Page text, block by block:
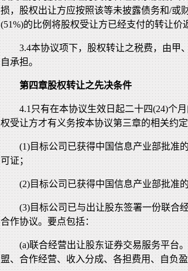
损，股权出让方应按照该等未披露债务和/或
(51%)的比例将股权受让方已经支付的转让价
3.4本协议项下，股权转让之税费，由甲
自承担。
第四章股权转让之先决条件
4.1只有在本协议生效日起二十四(24)个
权受让方才有义务按本协议第三章的相关约
(1)目标公司已获得中国信息产业部批准
可证；
(2)目标公司已获得中国信息产业部批准
(3)目标公司已与出让股东签署一份联合
合作协议。要点包括：
(a)联合经营出让股东证券交易服务平台
盟、合作经营、收入分成、各担费用、自负